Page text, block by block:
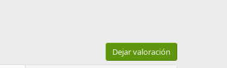
Dejar valoración